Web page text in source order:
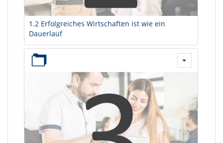
1.2 Erfolgreiches Wirtschaften ist wie ein
Dauerlauf